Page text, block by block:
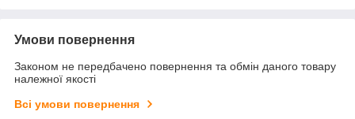
Умови повернення
Законом не передбачено повернення та обмін даного товару
належної якості
Всі умови повернення